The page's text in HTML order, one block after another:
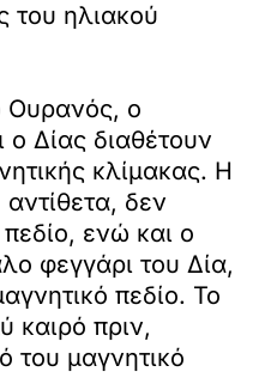
του ηλιακού
Ουρανός, ο
Δίας διαθέτουν
κλίμακας. Η
δεν
ενώ και ο
φεγγάρι του Δία,
πεδίο. Το
καιρό πριν,
του μαγνητικό